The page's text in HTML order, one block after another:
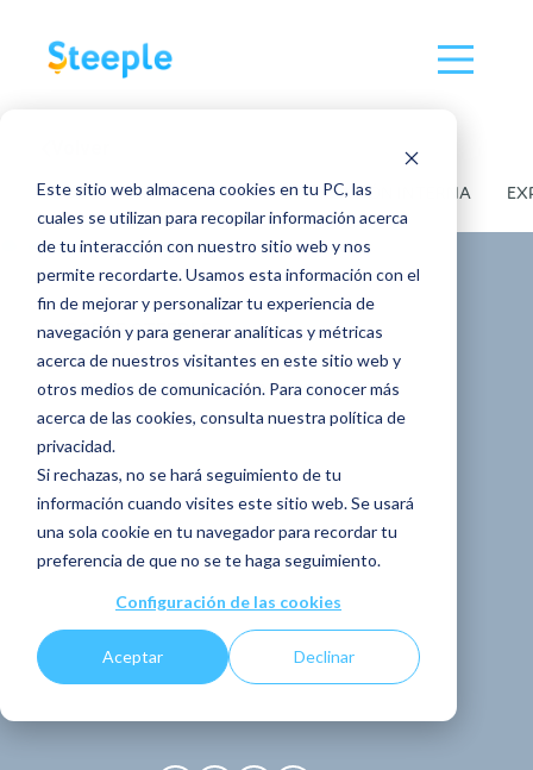
Este sitio web almacena cookies en tu PC, las
cuales se utilizan para recopilar información acerca
de tu interacción con nuestro sitio web y nos
permite recordarte. Usamos esta información con el
fin de mejorar y personalizar tu experiencia de
navegación y para generar analíticas y métricas
acerca de nuestros visitantes en este sitio web y
otros medios de comunicación. Para conocer más
acerca de las cookies, consulta nuestra política de
privacidad.
Si rechazas, no se hará seguimiento de tu
información cuando visites este sitio web. Se usará
una sola cookie en tu navegador para recordar tu
preferencia de que no se te haga seguimiento.
Configuración de las cookies
Aceptar Declinar
TODOS
ARTÍCULOS COMUNICACIÓN INTERNA
SOBRE STEEPLE
ARTÍCULOS
HERRAMIENTAS DE COMUNICACIÓN
Steeple vs
Microsoft Teams:
¿Cuál elegir para
la comunicación
interna?